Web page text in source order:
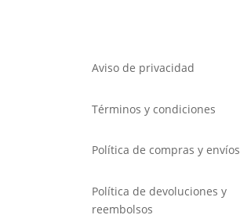
Aviso de privacidad
Términos y condiciones
Política de compras y envíos
Política de devoluciones y
reembolsos